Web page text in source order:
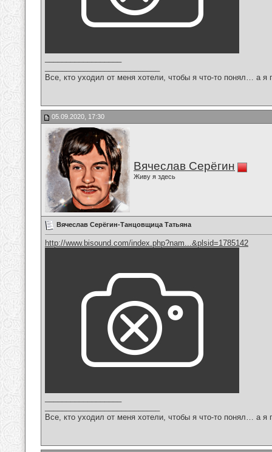
Все, кто уходил от меня хотели, чтобы я что-то понял… а
05.09.2020, 17:30
Вячеслав Серёгин
Живу я здесь
Вячеслав Серёгин-Танцовщица Татьяна
http://www.bisound.com/index.php?nam...&plsid=1785142
Все, кто уходил от меня хотели, чтобы я что-то понял… а